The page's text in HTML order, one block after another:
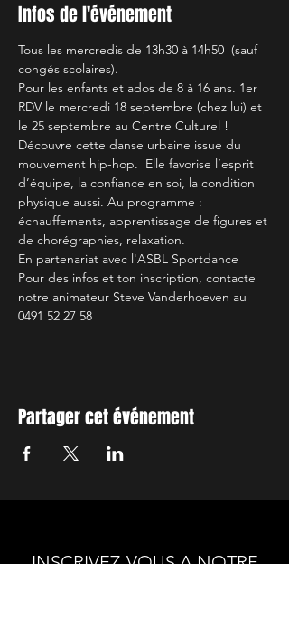
Infos de l'événement
Tous les mercredis de 13h30 à 14h50  (sauf
congés scolaires).
Pour les enfants et ados de 8 à 16 ans. 1er
RDV le mercredi 18 septembre (chez lui) et
le 25 septembre au Centre Culturel !
Découvre cette danse urbaine issue du
mouvement hip-hop.  Elle favorise l’esprit
d’équipe, la confiance en soi, la condition
physique aussi. Au programme :
échauffements, apprentissage de figures et
de chorégraphies, relaxation.
En partenariat avec l'ASBL Sportdance
Pour des infos et ton inscription, contacte
notre animateur Steve Vanderhoeven au
0491 52 27 58
Partager cet événement
INSCRIVEZ-VOUS A NOTRE